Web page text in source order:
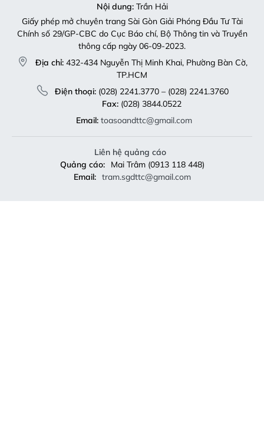
Nội dung:Trần Hải
Giấy phép mở chuyên trang Sài Gòn Giải Phóng Đầu Tư Tài
Chính số 29/GP-CBC do Cục Báo chí, Bộ Thông tin và Truyền
thông cấp ngày 06-09-2023.
Địa chỉ: 432-434 Nguyễn Thị Minh Khai, Phường Bàn Cờ,
TP.HCM
Điện thoại:(028) 2241.3770 – (028) 2241.3760
Fax:(028) 3844.0522
Email: toasoandttc@gmail.com
Liên hệ quảng cáo
Quảng cáo:
Mai Trâm (0913 118 448)
Email: tram.sgdttc@gmail.com